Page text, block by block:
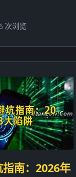
次浏览
南：2026年